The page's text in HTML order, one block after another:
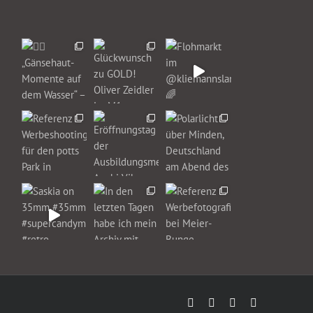
FacebookInstagram